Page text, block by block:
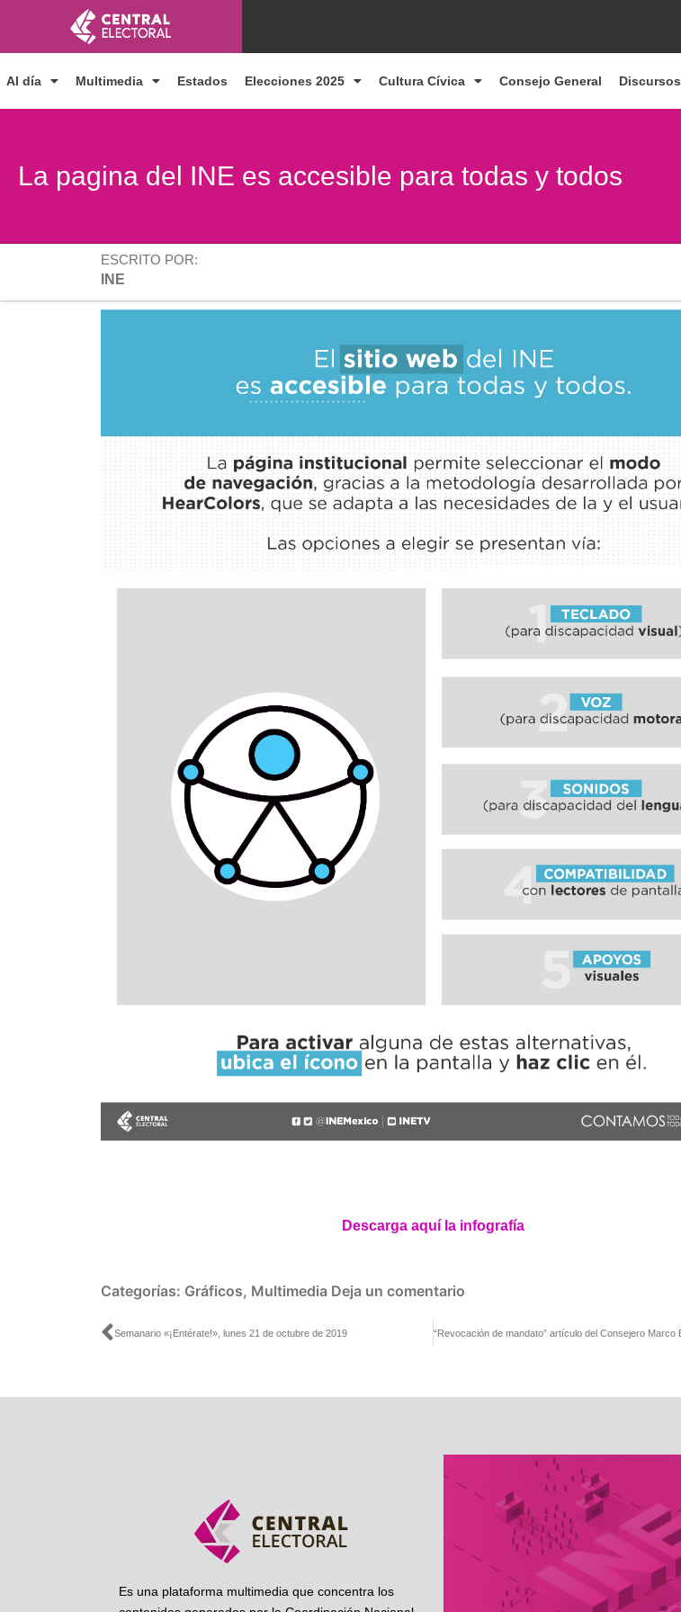
contenido
Al día Multimedia Estados Elecciones 2025 Cultura Cívica Consejo General Discursos
La pagina del INE es accesible para todas y todos
ESCRITO POR:
INE
Descarga aquí la infografía
Categorías: Gráficos, Multimedia Deja un comentario
Ant
Semanario «¡Entérate!», lunes 21 de octubre de 2019
Es una plataforma multimedia que concentra los